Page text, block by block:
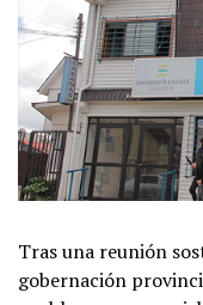
Tras una reunión
gobernación